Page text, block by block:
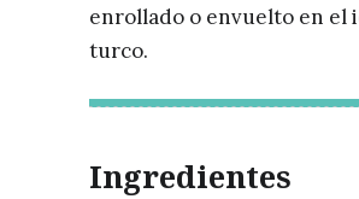
enrollado o envuelto en el
turco.
Ingredientes